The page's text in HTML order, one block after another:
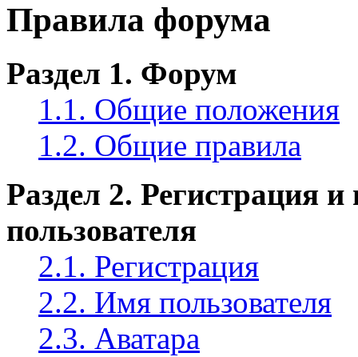
Правила форума
Раздел 1. Форум
1.1. Общие положения
1.2. Общие правила
Раздел 2. Регистрация
пользователя
2.1. Регистрация
2.2. Имя пользователя
2.3. Аватара